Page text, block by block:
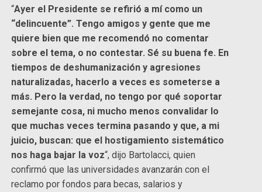
“Ayer el Presidente se refirió a mí como un
“delincuente”. Tengo amigos y gente que me
quiere bien que me recomendó no comentar
sobre el tema, o no contestar. Sé su buena fe. En
tiempos de deshumanización y agresiones
naturalizadas, hacerlo a veces es someterse a
más. Pero la verdad, no tengo por qué soportar
semejante cosa, ni mucho menos convalidar lo
que muchas veces termina pasando y que, a mi
juicio, buscan: que el hostigamiento sistemático
nos haga bajar la voz“, dijo Bartolacci, quien
confirmó que las universidades avanzarán con el
reclamo por fondos para becas, salarios y